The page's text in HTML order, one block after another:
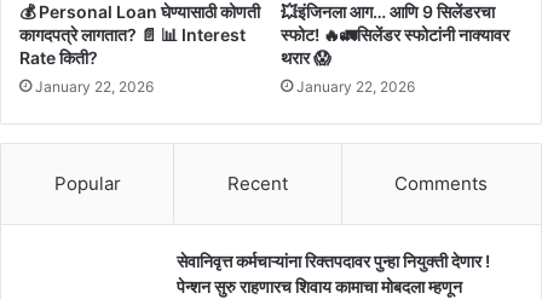
💰 Personal Loan घेण्यासाठी कोणती
कागदपत्रे लागतात? 📄 📊 Interest
Rate किती?
January 22, 2026
💥इंजिनला आग… आणि 9 सिलेंडरचा
स्फोट! 🔥🚛सिलेंडर स्फोटांनी नाक्यावर
थरार 😱
January 22, 2026
Popular Recent Comments
सेवानिवृत्त कर्मचाऱ्यांना रिक्तपदावर पुन्हा नियुक्ती देणार !
पेन्शन सुरु राहणारच शिवाय कामाचा मोबदला म्हणून